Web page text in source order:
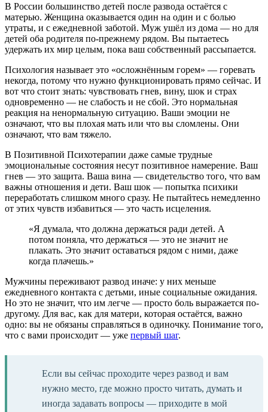
В России большинство детей после развода остаётся с
матерью. Женщина оказывается один на один и с болью
утраты, и с ежедневной заботой. Муж ушёл из дома — но для
детей оба родителя по-прежнему рядом. Вы пытаетесь
удержать их мир целым, пока ваш собственный рассыпается.
Психология называет это «осложнённым горем» — горевать
некогда, потому что нужно функционировать прямо сейчас. И
вот что стоит знать: чувствовать гнев, вину, шок и страх
одновременно — не слабость и не сбой. Это нормальная
реакция на ненормальную ситуацию. Ваши эмоции не
означают, что вы плохая мать или что вы сломлены. Они
означают, что вам тяжело.
В Позитивной Психотерапии даже самые трудные
эмоциональные состояния несут позитивное намерение. Ваш
гнев — это защита. Ваша вина — свидетельство того, что вам
важны отношения и дети. Ваш шок — попытка психики
переработать слишком много сразу. Не пытайтесь немедленно
от этих чувств избавиться — это часть исцеления.
«Я думала, что должна держаться ради детей. А
потом поняла, что держаться — это не значит не
плакать. Это значит оставаться рядом с ними, даже
когда плачешь.»
Мужчины переживают развод иначе: у них меньше
ежедневного контакта с детьми, иные социальные ожидания.
Но это не значит, что им легче — просто боль выражается по-
другому. Для вас, как для матери, которая остаётся, важно
одно: вы не обязаны справляться в одиночку. Понимание того,
что с вами происходит — уже первый шаг.
Если вы сейчас проходите через развод и вам
нужно место, где можно просто читать, думать и
иногда задавать вопросы — приходите в мой